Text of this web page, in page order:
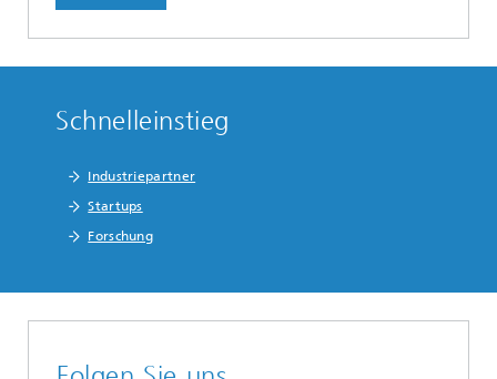
Schnelleinstieg
Industriepartner
Startups
Forschung